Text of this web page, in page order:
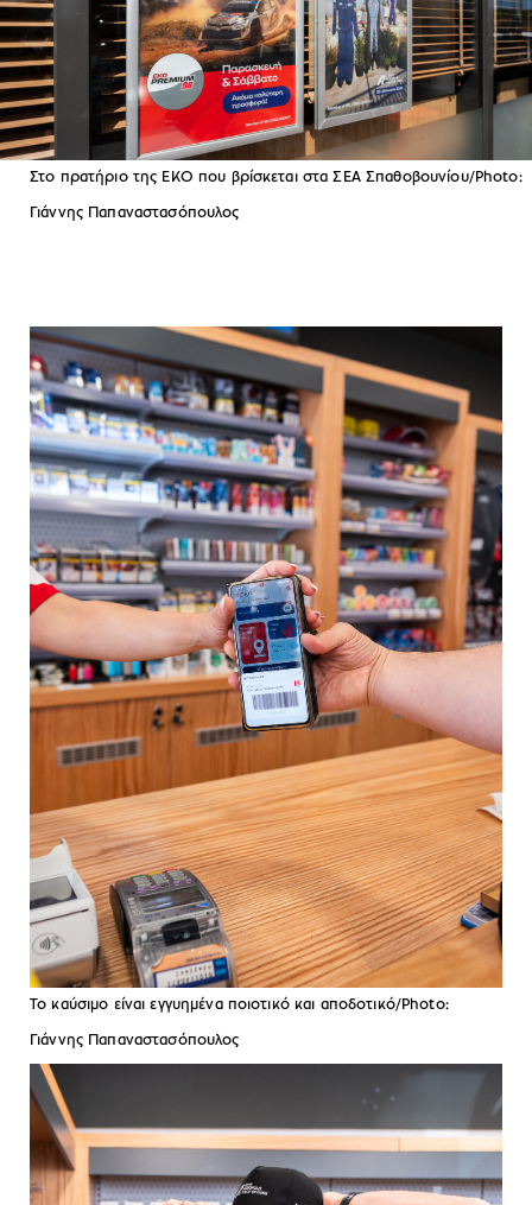
Στο πρατήριο της ΕΚΟ που βρίσκεται στα ΣΕΑ Σπαθοβουνίου/Photo:
Γιάννης Παπαναστασόπουλος
Το καύσιμο είναι εγγυημένα ποιοτικό και αποδοτικό/Photo:
Γιάννης Παπαναστασόπουλος